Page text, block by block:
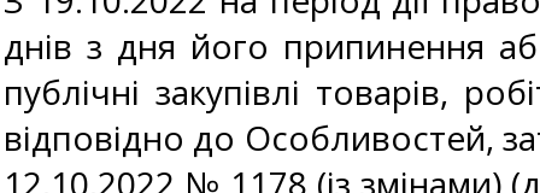
днів з дня його припинення
публічні закупівлі товарів,
відповідно до Особливостей,
12.10.2022 № 1178 (із змінами)